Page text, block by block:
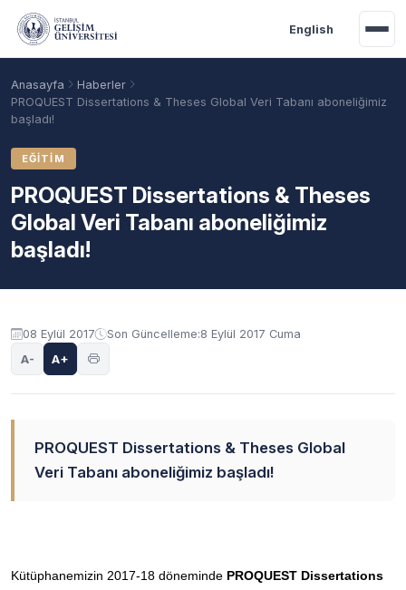
Ana içeriğe geç
English
Anasayfa
Haberler
PROQUEST Dissertations & Theses Global Veri Tabanı aboneliğimiz
başladı!
EĞITIM
PROQUEST Dissertations & Theses
Global Veri Tabanı aboneliğimiz
başladı!
08 Eylül 2017 Son Güncelleme:8 Eylül 2017 Cuma
A- A+
PROQUEST Dissertations & Theses Global
Veri Tabanı aboneliğimiz başladı!
Kütüphanemizin 2017-18 döneminde PROQUEST Dissertations